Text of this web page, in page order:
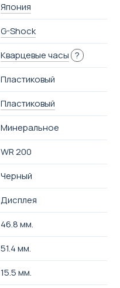
Япония
G-Shock
Кварцевые часы ?
Пластиковый
Пластиковый
Минеральное
WR 200
Черный
Дисплея
46.8 мм.
51.4 мм.
15.5 мм.